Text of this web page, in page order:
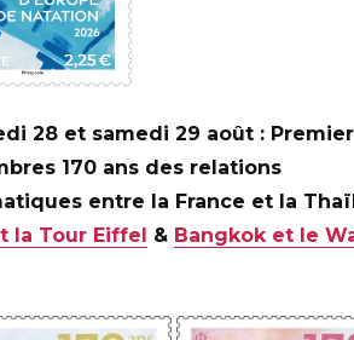
28 et samedi 29 août :
170 ans des relations
entre la France et la
la Tour Eiffel & Bangkok et le